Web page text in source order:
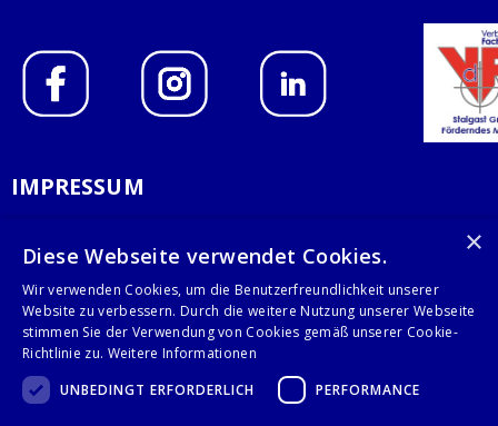
IMPRESSUM
AGB
KONTAKT
Stalgast GmbH
×
Diese Webseite verwendet Cookies.
Wir verwenden Cookies, um die Benutzerfreundlichkeit unserer
Website zu verbessern. Durch die weitere Nutzung unserer Webseite
stimmen Sie der Verwendung von Cookies gemäß unserer Cookie-
Richtlinie zu. Weitere Informationen
UNBEDINGT ERFORDERLICH
PERFORMANCE